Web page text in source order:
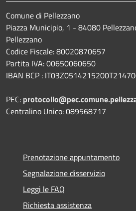
Comune di Pellezzano
Piazza Municipio, 1 - 84080
Pellezzano
Codice Fiscale: 80020870657
Partita IVA: 00650060650
IBAN BCP :
PEC:
Centralino Unico: 089568717
Prenotazione appuntamento
Segnalazione disservizio
Leggi le FAQ
Richiesta assistenza